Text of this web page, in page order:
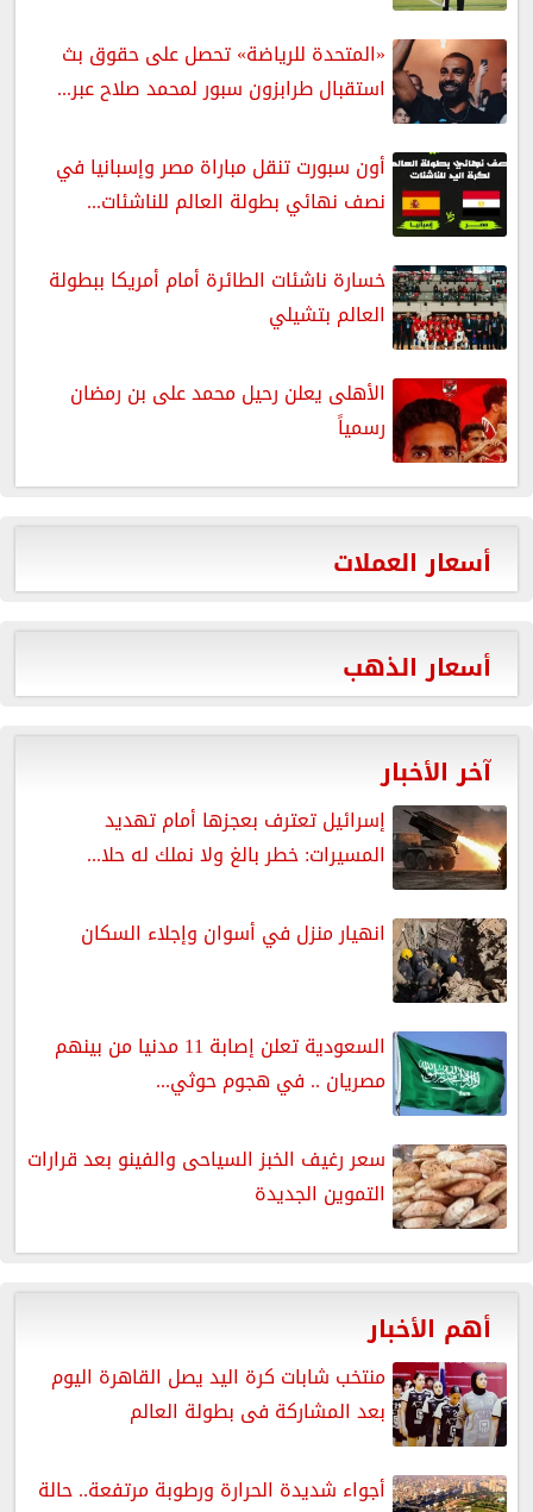
«المتحدة للرياضة» تحصل على حقوق بث
استقبال طرابزون سبور لمحمد صلاح عبر...
أون سبورت تنقل مباراة مصر وإسبانيا في
نصف نهائي بطولة العالم للناشئات...
خسارة ناشئات الطائرة أمام أمريكا ببطولة
العالم بتشيلي
الأهلى يعلن رحيل محمد على بن رمضان
رسمياً
أسعار العملات
أسعار الذهب
آخر الأخبار
إسرائيل تعترف بعجزها أمام تهديد
المسيرات: خطر بالغ ولا نملك له حلا...
انهيار منزل في أسوان وإجلاء السكان
السعودية تعلن إصابة 11 مدنيا من بينهم
مصريان .. في هجوم حوثي...
سعر رغيف الخبز السياحى والفينو بعد قرارات
التموين الجديدة
أهم الأخبار
منتخب شابات كرة اليد يصل القاهرة اليوم
بعد المشاركة فى بطولة العالم
أجواء شديدة الحرارة ورطوبة مرتفعة.. حالة